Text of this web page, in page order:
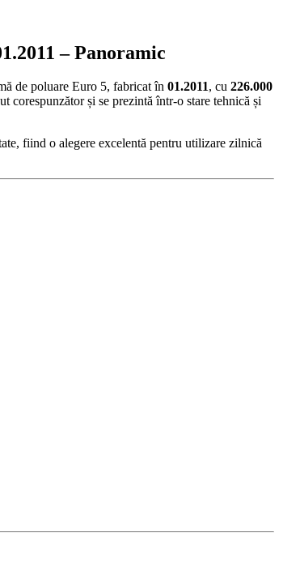
– Panoramic
de poluare Euro 5, fabricat în 01.2011, cu 226.000
corespunzător și se prezintă într-o stare tehnică și
fiind o alegere excelentă pentru utilizare zilnică